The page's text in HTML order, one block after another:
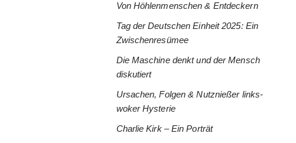
Von Höhlenmenschen & Entdeckern
Tag der Deutschen Einheit 2025: Ein
Zwischenresümee
Die Maschine denkt und der Mensch
diskutiert
Ursachen, Folgen & Nutznießer links-
woker Hysterie
Charlie Kirk – Ein Porträt